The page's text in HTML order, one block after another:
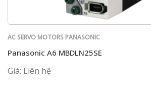
AC SERVO MOTORS PANASONIC
Panasonic A6 MBDLN25SE
Giá: Liên hệ